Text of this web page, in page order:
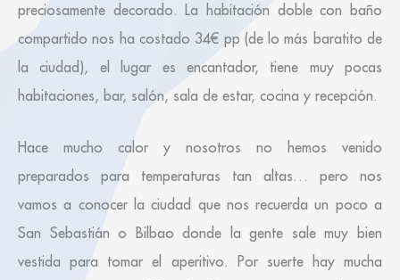
preciosamente decorado. La habitación doble con baño
compartido nos ha costado 34€ pp (de lo más baratito de
la ciudad), el lugar es encantador, tiene muy pocas
habitaciones, bar, salón, sala de estar, cocina y recepción.
Hace mucho calor y nosotros no hemos venido
preparados para temperaturas tan altas… pero nos
vamos a conocer la ciudad que nos recuerda un poco a
San Sebastián o Bilbao donde la gente sale muy bien
vestida para tomar el aperitivo. Por suerte hay mucha